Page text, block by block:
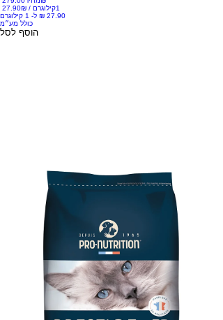
‏27.90 ‏₪ /
1קילוגרם
כולל מע״מ
הוסף לסל